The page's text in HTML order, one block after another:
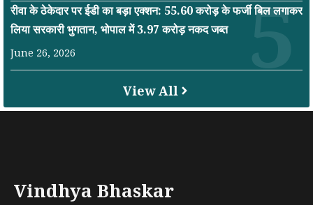
रीवा के ठेकेदार पर ईडी का बड़ा एक्शन: 55.60 करोड़ के फर्जी बिल लगाकर
लिया सरकारी भुगतान, भोपाल में 3.97 करोड़ नकद जब्त
June 26, 2026
View All
Vindhya Bhaskar